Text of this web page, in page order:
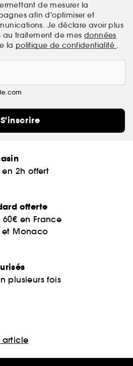
de mesurer la
afin d'optimiser et
Je déclare avoir plus
au traitement de mes données
la politique de confidentialité .
S'inscrire
2h offert
offerte
en France
Monaco
plusieurs fois
article